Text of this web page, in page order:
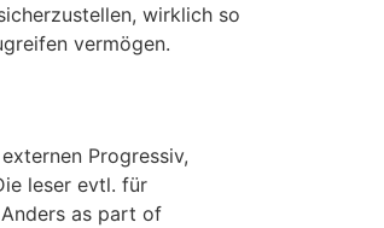
wirklich so
vermögen.
Progressiv,
leser evtl. für
as part of